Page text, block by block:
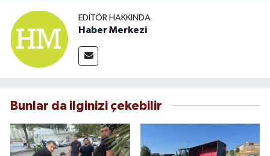
EDITÖR HAKKINDA
Haber Merkezi
Bunlar da ilginizi çekebilir